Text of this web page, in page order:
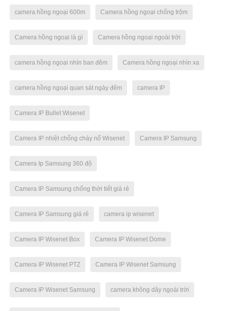
camera hồng ngoại 600m Camera hồng ngoại chống trộm
Camera hồng ngoại là gì Camera hồng ngoại ngoài trời
camera hồng ngoại nhìn ban đêm Camera hồng ngoại nhìn xa
camera hồng ngoại quan sát ngày đêm camera IP
Camera IP Bullet Wisenet
Camera IP nhiệt chống cháy nổ Wisenet Camera IP Samsung
Camera Ip Samsung 360 độ
Camera IP Samsung chống thời tiết giá rẻ
Camera IP Samsung giá rẻ camera ip wisenet
Camera IP Wisenet Box Camera IP Wisenet Dome
Camera IP Wisenet PTZ Camera IP Wisenet Samsung
Camera IP Wisenet Samsung camera không dây ngoài trời